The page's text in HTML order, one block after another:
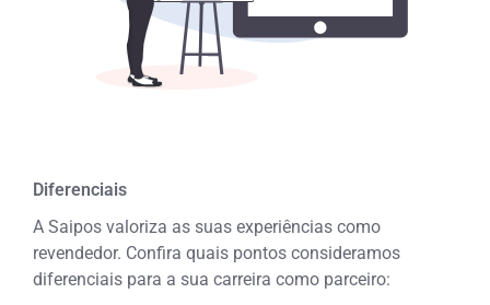
Diferenciais
A Saipos valoriza as suas experiências como
revendedor. Confira quais pontos consideramos
diferenciais para a sua carreira como parceiro: